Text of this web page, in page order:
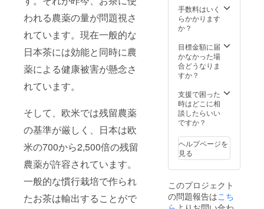
われる農薬の量が問題視さ
れています。現在一般的な
日本茶には効能と同時に農
薬による健康被害が懸念さ
れています。
そして、欧米では残留農薬
の基準が厳しく、日本は欧
米の700から2,500倍の残留
農薬が許容されています。
一般的な慣行栽培で作られ
たお茶は輸出することがで
原/原産
地 ・有
称 有
機茶葉/
原料
2025年
4月/賞
味期
限 袋
して、
冷暗所
にて/保
存方
岡県八
女市黒
ま油/原
料
・よも
ぎ軟膏/
名称
白ごま
油、蜜
蝋、シ
アバ
材料
25g/内
容量 ・
有機煎
称 有
機茶葉/
原料
す。 内
容 ・有
機煎茶/
有機茶
葉/原材
料
パック
ら１年
間/賞味
期限
封をし
所にて/
保存方
法 福
岡県八
木町笠
原/原産
地 ・有
引コー
ドは返
礼品と
郵送に
て、お
届けい
たしま
−７kg /
年ほど
の収穫
めま
す。天
候など
の関係
収穫が
少なく
ても４
kgは保
す。お
好きな
加工法
（緑
茶、ほ
うじ
茶）で
手数料はいく
らかかります
か？
目標金額に届
かなかった場
合どうなりま
すか？
支援で困った
時はどこに相
談したらいい
ですか？
ヘルプページを
見る
このプロジェクト
の問題報告はこち